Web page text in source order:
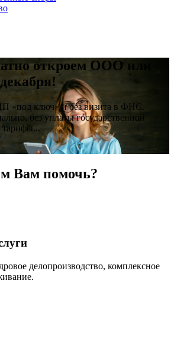
откроем ООО или
«под ключ» и без визита в ФНС.
без уплаты государственной
Вам помочь?
делопроизводство, комплексное